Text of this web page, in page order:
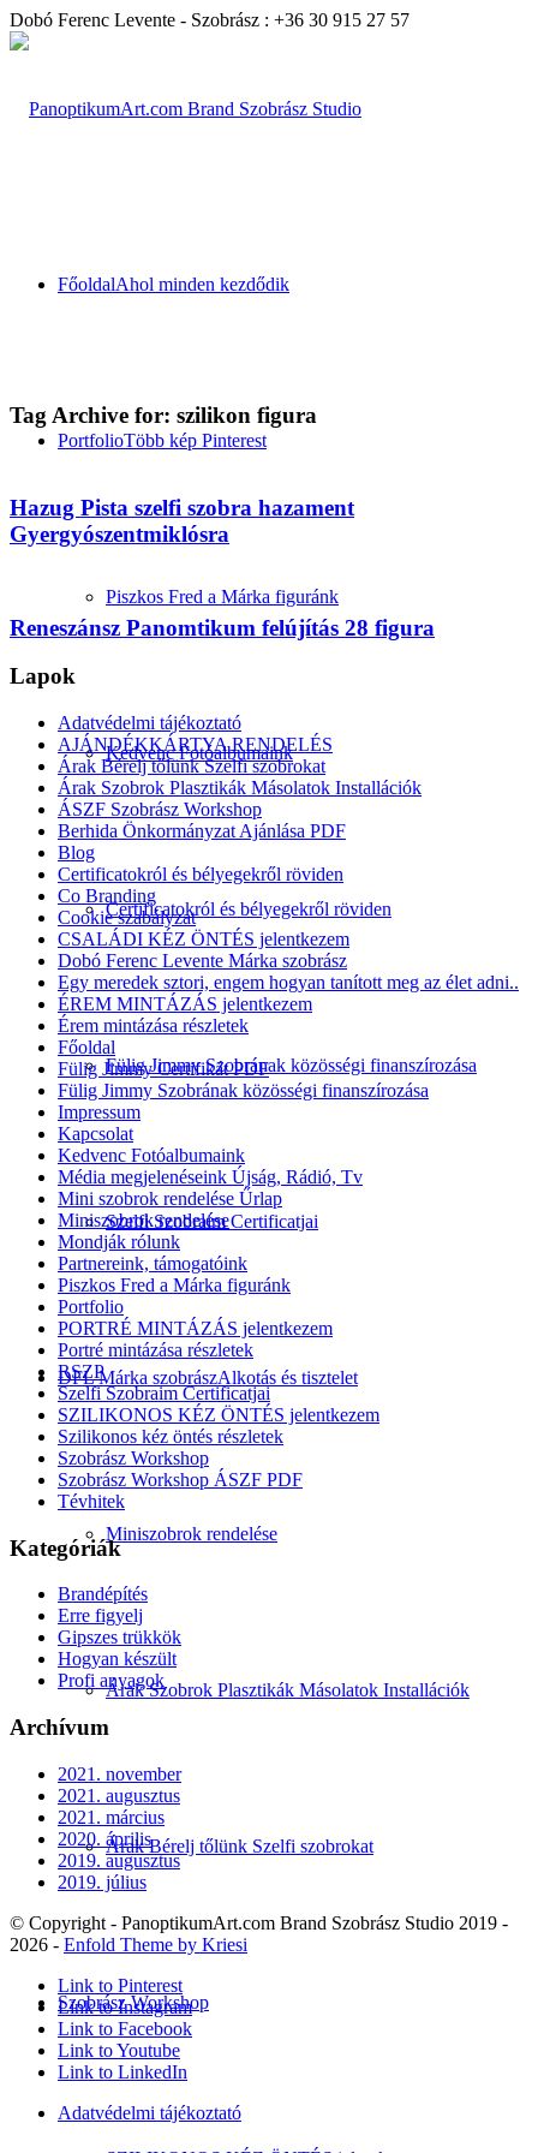
Dobó Ferenc Levente - Szobrász : +36 30 915 27 57
FőoldalAhol minden kezdődik
PortfolioTöbb kép Pinterest
Piszkos Fred a Márka figuránk
Kedvenc Fotóalbumaink
Certificatokról és bélyegekről röviden
Fülig Jimmy Szobrának közösségi finanszírozása
Szelfi Szobraim Certificatjai
DFL Márka szobrászAlkotás és tisztelet
Miniszobrok rendelése
Árak Szobrok Plasztikák Másolatok Installációk
Árak Bérelj tőlünk Szelfi szobrokat
Szobrász Workshop
Tag Archive for: szilikon figura
Hazug Pista szelfi szobra hazament
Gyergyószentmiklósra
Reneszánsz Panomtikum felújítás 28 figura
Lapok
Adatvédelmi tájékoztató
AJÁNDÉKKÁRTYA RENDELÉS
Árak Bérelj tőlünk Szelfi szobrokat
Árak Szobrok Plasztikák Másolatok Installációk
ÁSZF Szobrász Workshop
Berhida Önkormányzat Ajánlása PDF
Blog
Certificatokról és bélyegekről röviden
Co Branding
Cookie szabályzat
CSALÁDI KÉZ ÖNTÉS jelentkezem
Dobó Ferenc Levente Márka szobrász
Egy meredek sztori, engem hogyan tanított meg az élet adni..
ÉREM MINTÁZÁS jelentkezem
Érem mintázása részletek
Főoldal
Fülig Jimmy Certifikát PDF
Fülig Jimmy Szobrának közösségi finanszírozása
Impressum
Kapcsolat
Kedvenc Fotóalbumaink
Média megjelenéseink Újság, Rádió, Tv
Mini szobrok rendelése Űrlap
Miniszobrok rendelése
Mondják rólunk
Partnereink, támogatóink
Piszkos Fred a Márka figuránk
Portfolio
PORTRÉ MINTÁZÁS jelentkezem
Portré mintázása részletek
RSZP
Szelfi Szobraim Certificatjai
SZILIKONOS KÉZ ÖNTÉS jelentkezem
Szilikonos kéz öntés részletek
Szobrász Workshop
Szobrász Workshop ÁSZF PDF
Tévhitek
Kategóriák
Brandépítés
Erre figyelj
Gipszes trükkök
Hogyan készült
Profi anyagok
Archívum
2021. november
2021. augusztus
2021. március
2020. április
2019. augusztus
2019. július
© Copyright - PanoptikumArt.com Brand Szobrász Studio 2019 -
2026 - Enfold Theme by Kriesi
Link to Pinterest
Link to Instagram
Link to Facebook
Link to Youtube
Link to LinkedIn
Adatvédelmi tájékoztató